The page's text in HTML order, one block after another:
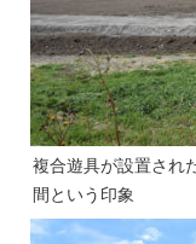
複合遊具が設置され
間という印象